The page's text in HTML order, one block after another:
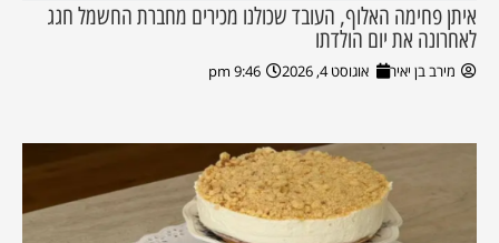
איתן פחימה האלוף, העובד שכולנו מכירים מחברת החשמל חגג
לאחרונה את יום הולדתו
מירב בן יאיר אוגוסט 4, 2026 9:46 pm